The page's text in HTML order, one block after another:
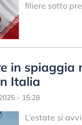
filiere sotto
in spiaggia
Italia
- 15:28
L’estate si